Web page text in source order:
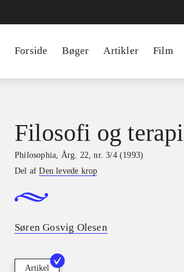
Forside Bøger Artikler Film
Filosofi og terapi
Philosophia, Årg. 22, nr. 3/4 (1993)
Del afDen levede krop
Søren Gosvig Olesen
Artikel